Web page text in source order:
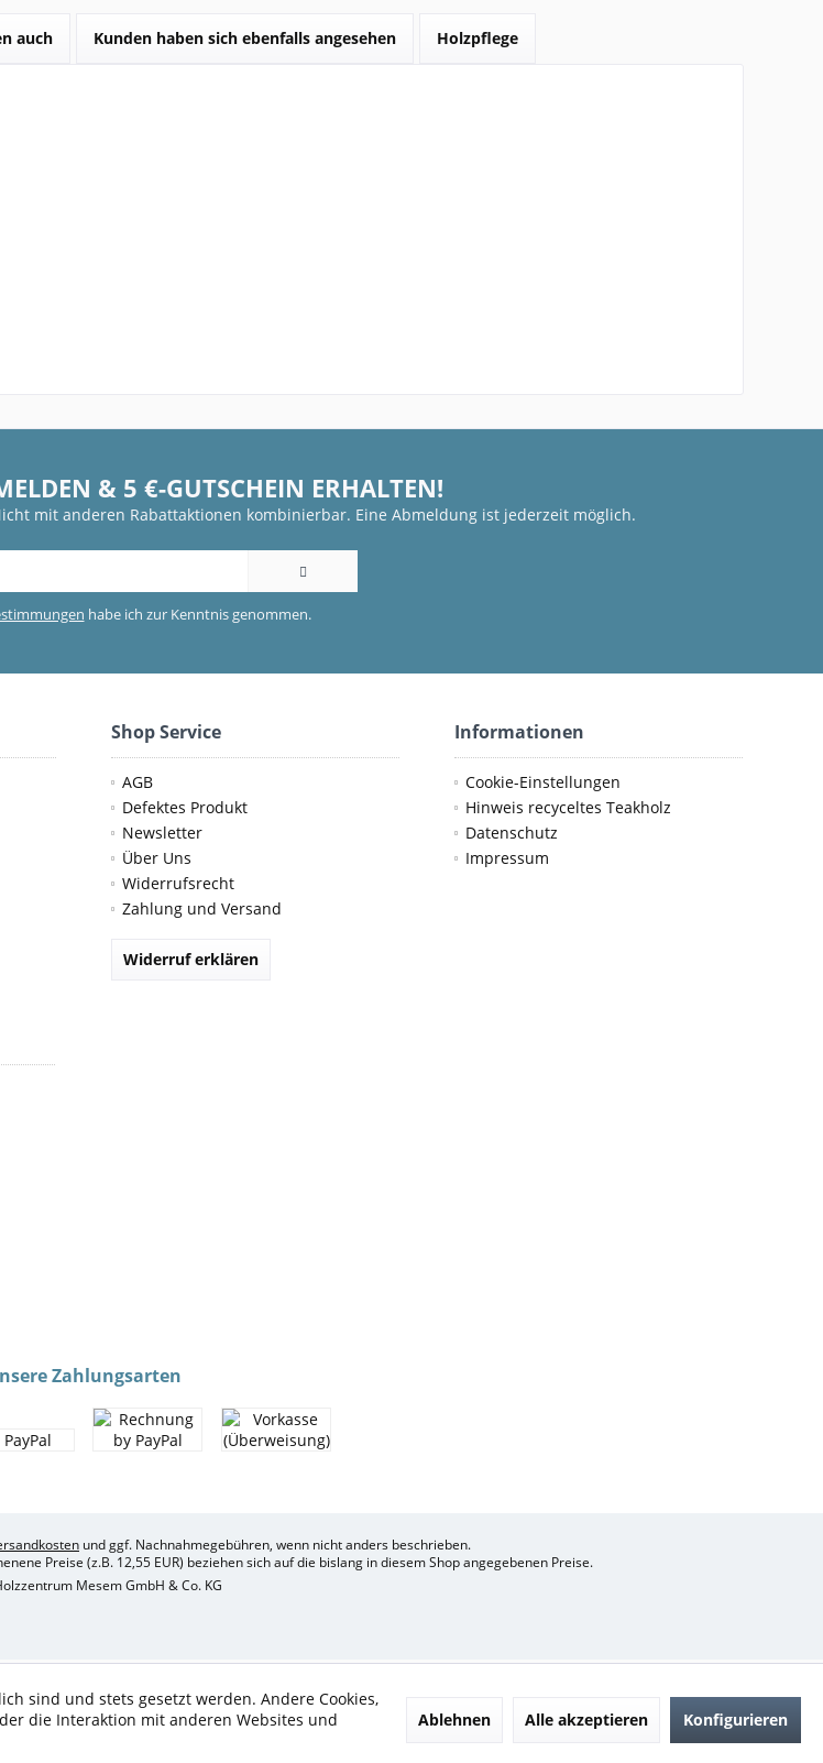
auch Kunden haben sich ebenfalls angesehen Holzpflege
& 5 €-GUTSCHEIN ERHALTEN!
mit anderen Rabattaktionen kombinierbar. Eine Abmeldung ist jederzeit möglich.
habe ich zur Kenntnis genommen.
Shop Service
AGB
Defektes Produkt
Newsletter
Über Uns
Widerrufsrecht
Zahlung und Versand
Widerruf erklären
Informationen
Cookie-Einstellungen
Hinweis recyceltes Teakholz
Datenschutz
Impressum
Zahlungsarten
und ggf. Nachnahmegebühren, wenn nicht anders beschrieben.
Preise (z.B. 12,55 EUR) beziehen sich auf die bislang in diesem Shop angegebenen Preise.
Mesem GmbH & Co. KG
sind und stets gesetzt werden. Andere Cookies,
die Interaktion mit anderen Websites und
Ablehnen Alle akzeptieren Konfigurieren